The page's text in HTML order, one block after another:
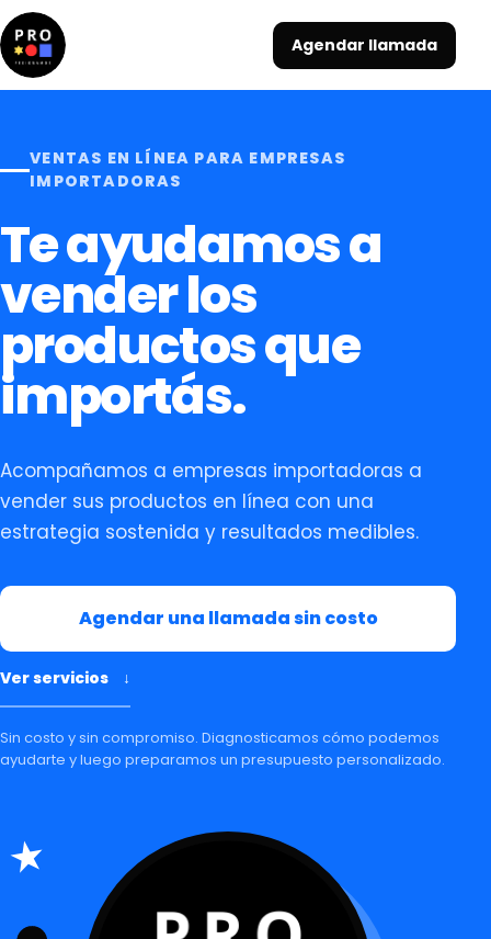
Agendar llamada
VENTAS EN LÍNEA PARA EMPRESAS
IMPORTADORAS
Te ayudamos a
vender los
productos que
importás.
Acompañamos a empresas importadoras a
vender sus productos en línea con una
estrategia sostenida y resultados medibles.
Agendar una llamada sin costo
Ver servicios ↓
Sin costo y sin compromiso. Diagnosticamos cómo podemos
ayudarte y luego preparamos un presupuesto personalizado.
★